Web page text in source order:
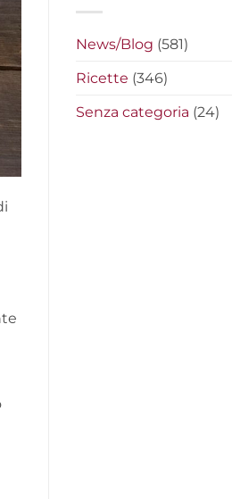
famiglia
News/Blog (581)
Ricette (346)
Senza categoria (24)